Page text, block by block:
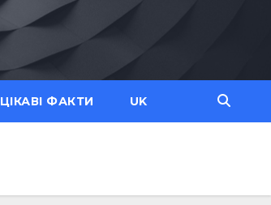
ЦІКАВІ ФАКТИ UK